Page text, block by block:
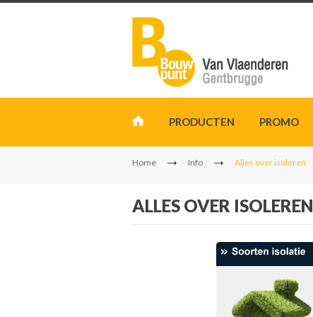
PRODUCTEN PROMO
Home Info Alles over isoleren
ALLES OVER ISOLEREN